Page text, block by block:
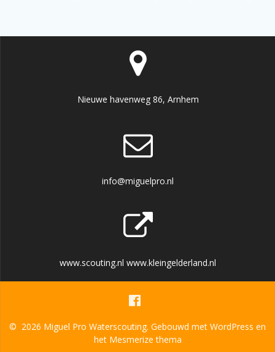
Nieuwe havenweg 86, Arnhem
info@miguelpro.nl
www.scouting.nl www.kleingelderland.nl
© 2026 Miguel Pro Waterscouting. Gebouwd met WordPress en
het Mesmerize thema